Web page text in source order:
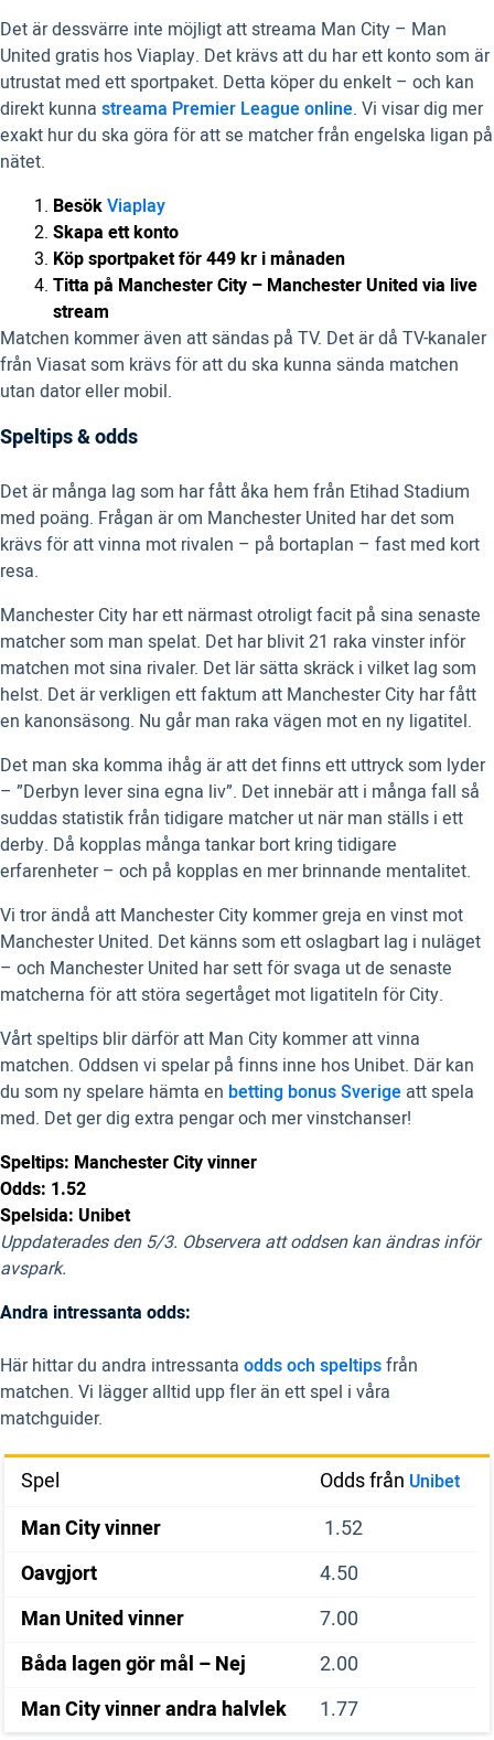
Det är dessvärre inte möjligt att streama Man City – Man
United gratis hos Viaplay. Det krävs att du har ett konto som är
utrustat med ett sportpaket. Detta köper du enkelt – och kan
direkt kunna streama Premier League online. Vi visar dig mer
exakt hur du ska göra för att se matcher från engelska ligan på
nätet.
BesökViaplay
Skapa ett konto
Köp sportpaket för 449 kr i månaden
Titta på Manchester City – Manchester United via live
stream
Matchen kommer även att sändas på TV. Det är då TV-kanaler
från Viasat som krävs för att du ska kunna sända matchen
utan dator eller mobil.
Speltips & odds
Det är många lag som har fått åka hem från Etihad Stadium
med poäng. Frågan är om Manchester United har det som
krävs för att vinna mot rivalen – på bortaplan – fast med kort
resa.
Manchester City har ett närmast otroligt facit på sina senaste
matcher som man spelat. Det har blivit 21 raka vinster inför
matchen mot sina rivaler. Det lär sätta skräck i vilket lag som
helst. Det är verkligen ett faktum att Manchester City har fått
en kanonsäsong. Nu går man raka vägen mot en ny ligatitel.
Det man ska komma ihåg är att det finns ett uttryck som lyder
– ”Derbyn lever sina egna liv”. Det innebär att i många fall så
suddas statistik från tidigare matcher ut när man ställs i ett
derby. Då kopplas många tankar bort kring tidigare
erfarenheter – och på kopplas en mer brinnande mentalitet.
Vi tror ändå att Manchester City kommer greja en vinst mot
Manchester United. Det känns som ett oslagbart lag i nuläget
– och Manchester United har sett för svaga ut de senaste
matcherna för att störa segertåget mot ligatiteln för City.
Vårt speltips blir därför att Man City kommer att vinna
matchen. Oddsen vi spelar på finns inne hos Unibet. Där kan
du som ny spelare hämta en betting bonus Sverige att spela
med. Det ger dig extra pengar och mer vinstchanser!
Speltips: Manchester City vinner
Odds: 1.52
Spelsida: Unibet
Uppdaterades den 5/3. Observera att oddsen kan ändras inför
avspark.
Andra intressanta odds:
Här hittar du andra intressanta odds och speltipsfrån
matchen. Vi lägger alltid upp fler än ett spel i våra
matchguider.
Spel Odds från Unibet
Man City vinner
1.52
Oavgjort
4.50
Man United vinner
7.00
Båda lagen gör mål – Nej
2.00
Man City vinner andra halvlek
1.77